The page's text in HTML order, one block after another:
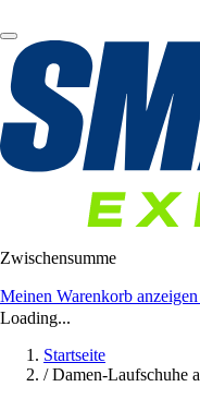
Zwischensumme
Meinen Warenkorb anzeigen
Loading...
Startseite
/ Damen-Laufschuhe